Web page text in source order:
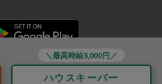
＼最高時給3,000円／
ハウスキーパー